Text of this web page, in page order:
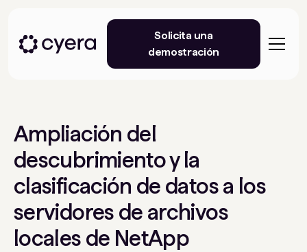
Solicita una
demostración
Ampliación del
descubrimiento y la
clasificación de datos a los
servidores de archivos
locales de NetApp